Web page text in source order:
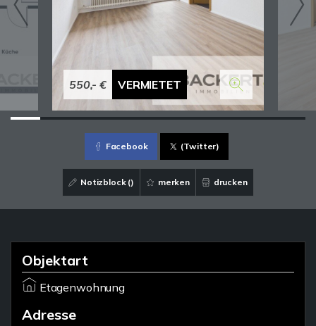
550,- € VERMIETET
Facebook (Twitter)
Notizblock () merken drucken
Objektart
Etagenwohnung
Adresse